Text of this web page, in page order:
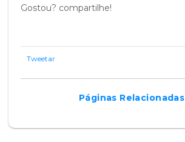
Gostou? compartilhe!
Tweetar
Páginas Relacionadas